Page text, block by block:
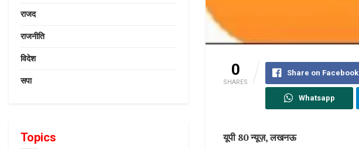
0
SHARES
Share on Facebook
Whatsapp
यूपी 80 न्यूज़, लखनऊ
राजद
राजनीति
विदेश
सपा
Topics